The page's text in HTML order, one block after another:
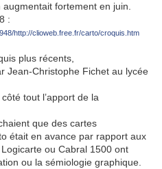
fortement en juin.
:
http://clioweb.free.fr/carto/croquis.htm
plus récents,
Jean-Christophe Fichet au lycée
tout l’apport de la
que des cartes
était en avance par rapport aux
ou Cabral 1500 ont
ou la sémiologie graphique.